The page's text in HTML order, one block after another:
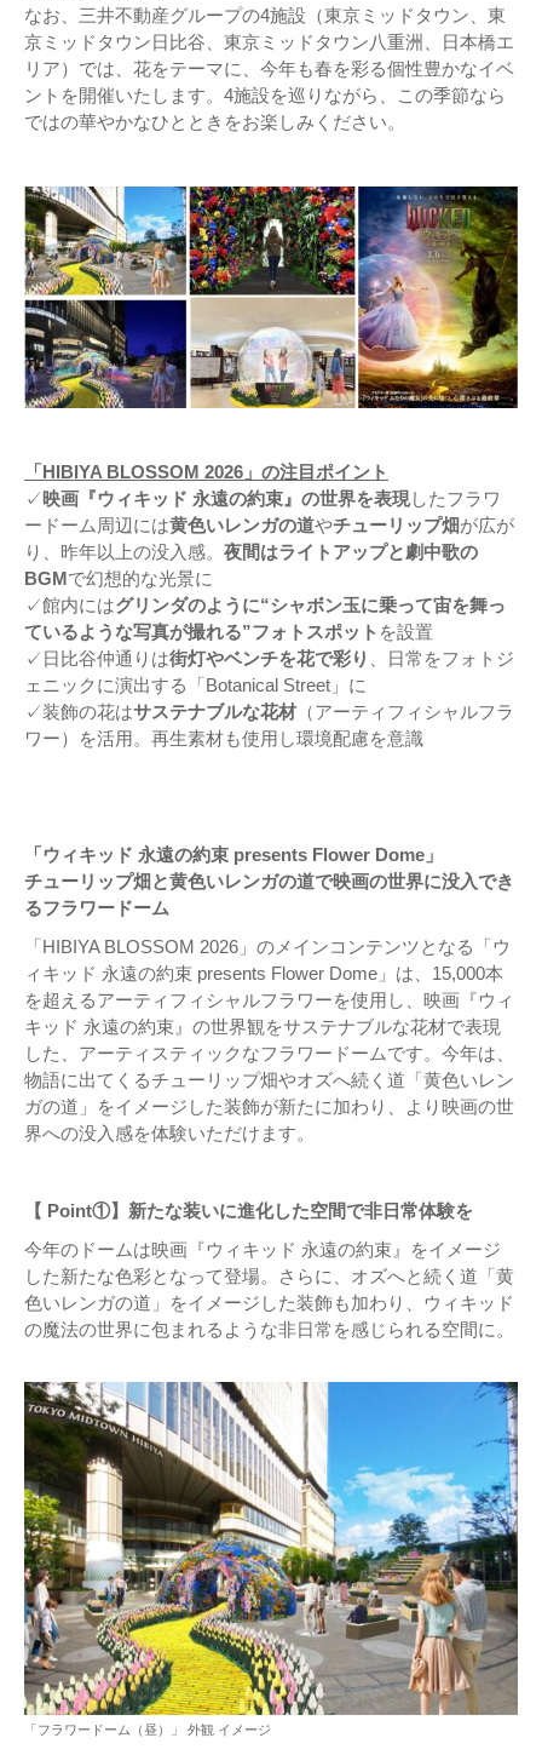
なお、三井不動産グループの4施設（東京ミッドタウン、東
京ミッドタウン日比谷、東京ミッドタウン八重洲、日本橋エ
リア）では、花をテーマに、今年も春を彩る個性豊かなイベ
ントを開催いたします。4施設を巡りながら、この季節なら
ではの華やかなひとときをお楽しみください。
「HIBIYA BLOSSOM 2026」の注目ポイント
✓映画『ウィキッド 永遠の約束』の世界を表現したフラワ
ードーム周辺には黄色いレンガの道やチューリップ畑が広が
り、昨年以上の没入感。 夜間はライトアップと劇中歌の
BGMで幻想的な光景に
✓館内にはグリンダのように“シャボン玉に乗って宙を舞っ
ているような写真が撮れる”フォトスポット を設置
✓日比谷仲通りは街灯やベンチを花で彩り
、日常をフォトジ
ェニックに演出する「Botanical Street」に
✓装飾の花はサステナブルな花材 （アーティフィシャルフラ
ワー）を活用。再生素材も使用し環境配慮を意識
「ウィキッド 永遠の約束 presents Flower Dome」
チューリップ畑と黄色いレンガの道で映画の世界に没入でき
るフラワードーム
「HIBIYA BLOSSOM 2026」のメインコンテンツとなる「ウ
ィキッド 永遠の約束 presents Flower Dome」は、15,000本
を超えるアーティフィシャルフラワーを使用し、映画『ウィ
キッド 永遠の約束』の世界観をサステナブルな花材で表現
した、アーティスティックなフラワードームです。今年は、
物語に出てくるチューリップ畑やオズへ続く道「黄色いレン
ガの道」をイメージした装飾が新たに加わり、より映画の世
界への没入感を体験いただけます。
【 Point①】新たな装いに進化した空間で非日常体験を
今年のドームは映画『ウィキッド 永遠の約束』をイメージ
した新たな色彩となって登場。さらに、オズへと続く道「黄
色いレンガの道」をイメージした装飾も加わり、ウィキッド
の魔法の世界に包まれるような非日常を感じられる空間に。
「フラワードーム（昼）」 外観 イメージ